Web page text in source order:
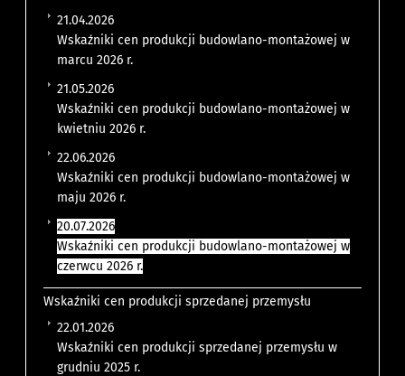
21.04.2026
Wskaźniki cen produkcji budowlano-montażowej w
marcu 2026 r.
21.05.2026
Wskaźniki cen produkcji budowlano-montażowej w
kwietniu 2026 r.
22.06.2026
Wskaźniki cen produkcji budowlano-montażowej w
maju 2026 r.
20.07.2026
Wskaźniki cen produkcji budowlano-montażowej w
czerwcu 2026 r.
Wskaźniki cen produkcji sprzedanej przemysłu
22.01.2026
Wskaźniki cen produkcji sprzedanej przemysłu w
grudniu 2025 r.